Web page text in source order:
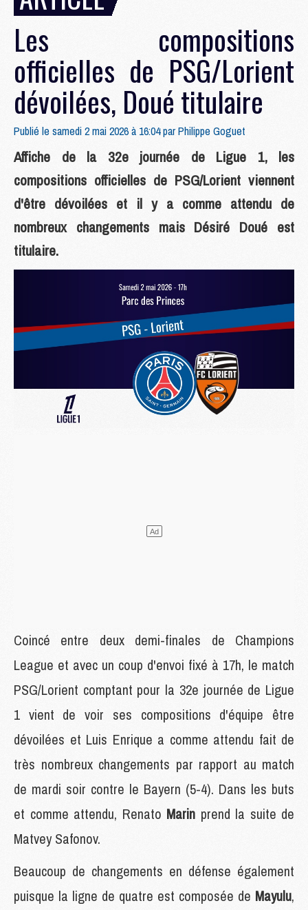
Les compositions
officielles de PSG/Lorient
dévoilées, Doué titulaire
Publié le samedi 2 mai 2026 à 16:04 parPhilippe Goguet
Affiche de la 32e journée de Ligue 1, les
compositions officielles de PSG/Lorient viennent
d'être dévoilées et il y a comme attendu de
nombreux changements mais Désiré Doué est
titulaire.
Coincé entre deux demi-finales de Champions
League et avec un coup d'envoi fixé à 17h, le match
PSG/Lorient comptant pour la 32e journée de Ligue
1 vient de voir ses compositions d'équipe être
dévoilées et Luis Enrique a comme attendu fait de
très nombreux changements par rapport au match
de mardi soir contre le Bayern (5-4). Dans les buts
et comme attendu, Renato Marin prend la suite de
Matvey Safonov.
Beaucoup de changements en défense également
puisque la ligne de quatre est composée de Mayulu,